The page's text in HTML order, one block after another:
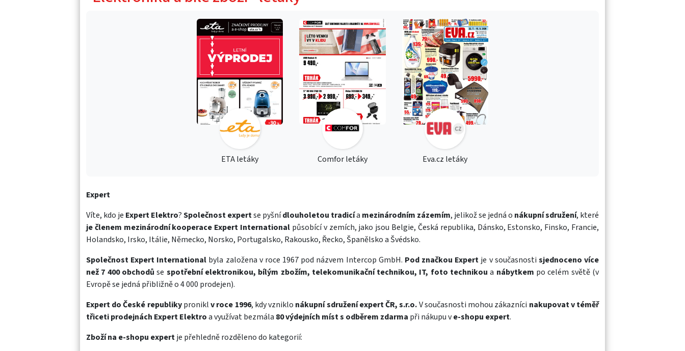
ETA letáky Comfor letáky Eva.cz letáky
Expert
Víte, kdo je Expert Elektro?Společnost expertse pyšnídlouholetou tradicía mezinárodním zázemím, jelikož se jedná o nákupní sdružení, které
je členem mezinárodní kooperace Expert International působící v zemích, jako jsou Belgie, Česká republika, Dánsko, Estonsko, Finsko, Francie,
Holandsko, Irsko, Itálie, Německo, Norsko, Portugalsko, Rakousko, Řecko, Španělsko a Švédsko.
Společnost Expert International byla založena v roce 1967 pod názvem Intercop GmbH. Pod značkou Expert je v současnosti sjednoceno více
než 7 400 obchodů se spotřební elektronikou, bílým zbožím, telekomunikační technikou, IT, foto technikou a nábytkem po celém světě (v
Evropě se jedná přibližně o 4 000 prodejen).
Expert do České republikyproniklv roce 1996, kdy vzniklo nákupní sdružení expert ČR, s.r.o.V současnosti mohou zákazníci nakupovat v téměř
třiceti prodejnách Expert Elektroa využívat bezmála 80 výdejních míst s odběrem zdarma při nákupu ve-shopu expert.
Zboží na e-shopu expertje přehledně rozděleno do kategorií: